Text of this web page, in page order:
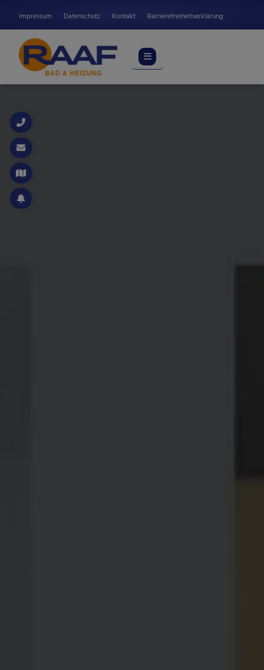
Impressum Datenschutz Kontakt Barrierefreiheitserklärung